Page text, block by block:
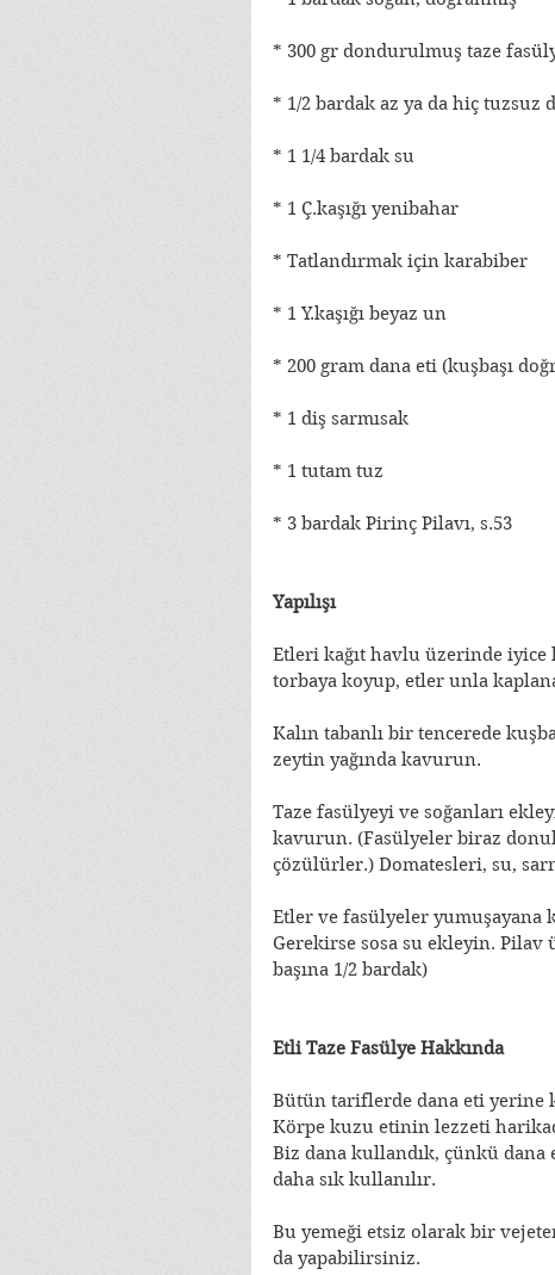
* 300 gr dondurulmuş taze
* 1/2 bardak az ya da hiç tuzsuz
* 1 1/4 bardak su
* 1 Ç.kaşığı yenibahar
* Tatlandırmak için karabiber
* 1 Y.kaşığı beyaz un
* 200 gram dana eti (kuşbaşı
* 1 diş sarmısak
* 1 tutam tuz
* 3 bardak Pirinç Pilavı, s.53
Yapılışı
Etleri kağıt havlu üzerinde
torbaya koyup, etler unla
Kalın tabanlı bir tencerede
zeytin yağında kavurun.
Taze fasülyeyi ve soğanları
kavurun. (Fasülyeler biraz
çözülürler.) Domatesleri, su,
Etler ve fasülyeler yumuşayana
Gerekirse sosa su ekleyin.
başına 1/2 bardak)
Etli Taze Fasülye Hakkında
Bütün tariflerde dana eti
Körpe kuzu etinin lezzeti
Biz dana kullandık, çünkü
daha sık kullanılır.
Bu yemeği etsiz olarak bir
da yapabilirsiniz.